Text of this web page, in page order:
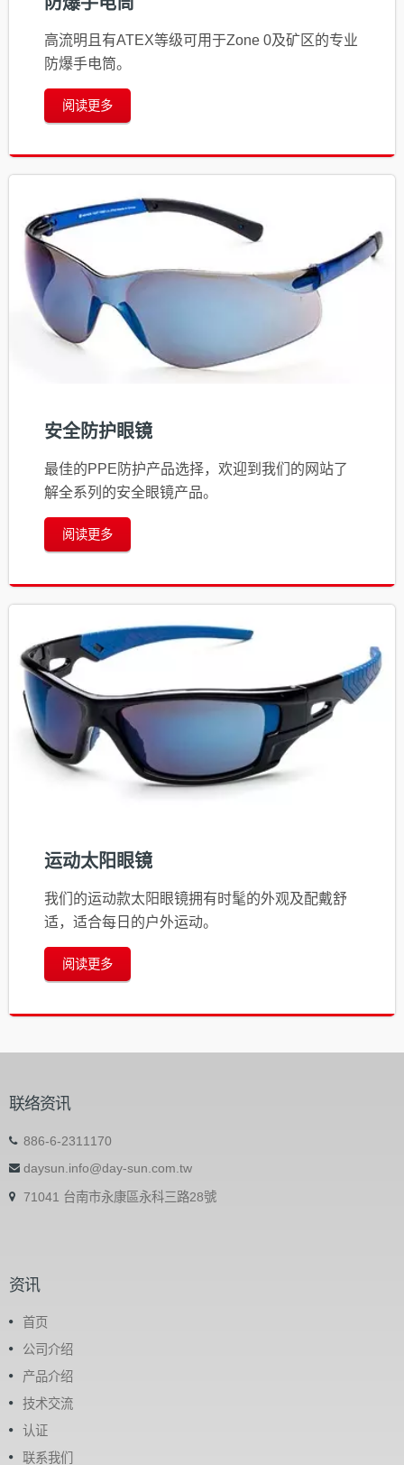
高流明且有ATEX等级可用于Zone 0及矿区的专业
防爆手电筒。
阅读更多
安全防护眼镜
最佳的PPE防护产品选择，欢迎到我们的网站了
解全系列的安全眼镜产品。
阅读更多
运动太阳眼镜
我们的运动款太阳眼镜拥有时髦的外观及配戴舒
适，适合每日的户外运动。
阅读更多
联络资讯
886-6-2311170
daysun.info@day-sun.com.tw
71041 台南市永康區永科三路28號
资讯
首页
公司介绍
产品介绍
技术交流
认证
联系我们